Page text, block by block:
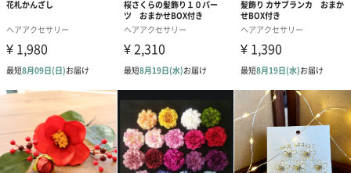
【三代目板金屋】とは？
金属の魅力と職人の素晴らしい技術を、後世にも広めていきた
そんな思いで、自社オリジナルの、ステンレス製アクセサリーを
お届けしています。